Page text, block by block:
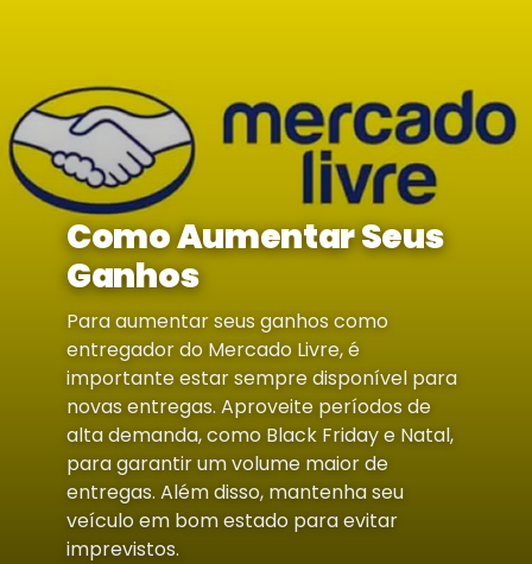
Como Aumentar Seus
Ganhos
Para aumentar seus ganhos como
entregador do Mercado Livre, é
importante estar sempre disponível para
novas entregas. Aproveite períodos de
alta demanda, como Black Friday e Natal,
para garantir um volume maior de
entregas. Além disso, mantenha seu
veículo em bom estado para evitar
imprevistos.